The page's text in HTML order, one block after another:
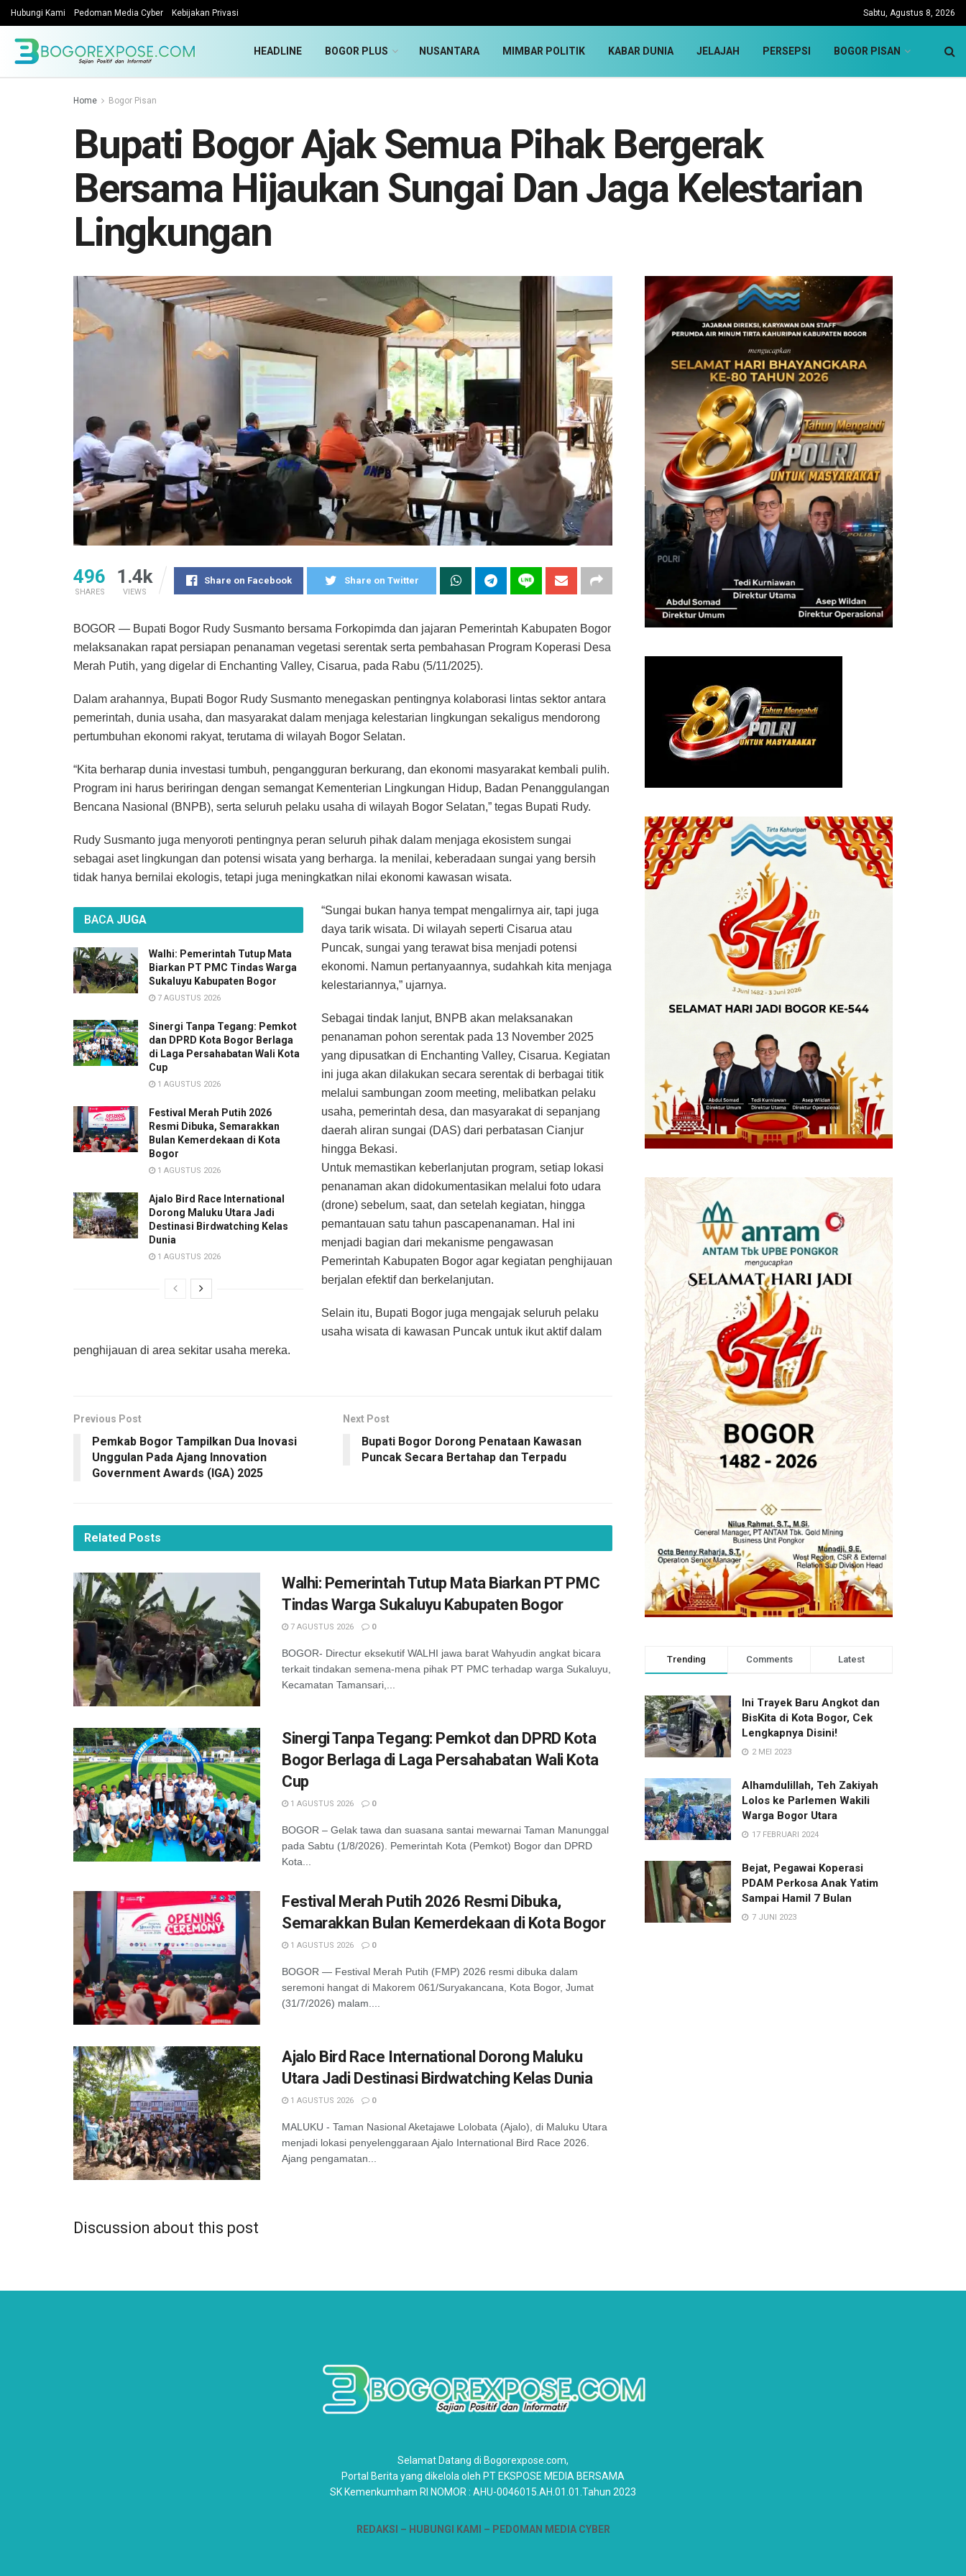
Hubungi Kami Pedoman Media Cyber Kebijakan Privasi Sabtu, Agustus 8, 2026
HEADLINE BOGOR PLUS NUSANTARA MIMBAR POLITIK KABAR DUNIA JELAJAH PERSEPSI BOGOR PISAN
Home Bogor Pisan
Bupati Bogor Ajak Semua Pihak Bergerak
Bersama Hijaukan Sungai Dan Jaga Kelestarian
Lingkungan
496
SHARES
1.4k
VIEWS
Share on Facebook Share on Twitter
BOGOR — Bupati Bogor Rudy Susmanto bersama Forkopimda dan jajaran Pemerintah Kabupaten Bogor
melaksanakan rapat persiapan penanaman vegetasi serentak serta pembahasan Program Koperasi Desa
Merah Putih, yang digelar di Enchanting Valley, Cisarua, pada Rabu (5/11/2025).
Dalam arahannya, Bupati Bogor Rudy Susmanto menegaskan pentingnya kolaborasi lintas sektor antara
pemerintah, dunia usaha, dan masyarakat dalam menjaga kelestarian lingkungan sekaligus mendorong
pertumbuhan ekonomi rakyat, terutama di wilayah Bogor Selatan.
“Kita berharap dunia investasi tumbuh, pengangguran berkurang, dan ekonomi masyarakat kembali pulih.
Program ini harus beriringan dengan semangat Kementerian Lingkungan Hidup, Badan Penanggulangan
Bencana Nasional (BNPB), serta seluruh pelaku usaha di wilayah Bogor Selatan,” tegas Bupati Rudy.
Rudy Susmanto juga menyoroti pentingnya peran seluruh pihak dalam menjaga ekosistem sungai
sebagai aset lingkungan dan potensi wisata yang berharga. Ia menilai, keberadaan sungai yang bersih
tidak hanya bernilai ekologis, tetapi juga meningkatkan nilai ekonomi kawasan wisata.
BACA JUGA
Walhi: Pemerintah Tutup Mata
Biarkan PT PMC Tindas Warga
Sukaluyu Kabupaten Bogor
7 AGUSTUS 2026
Sinergi Tanpa Tegang: Pemkot
dan DPRD Kota Bogor Berlaga
di Laga Persahabatan Wali Kota
Cup
1 AGUSTUS 2026
Festival Merah Putih 2026
Resmi Dibuka, Semarakkan
Bulan Kemerdekaan di Kota
Bogor
1 AGUSTUS 2026
Ajalo Bird Race International
Dorong Maluku Utara Jadi
Destinasi Birdwatching Kelas
Dunia
1 AGUSTUS 2026
“Sungai bukan hanya tempat mengalirnya air, tapi juga
daya tarik wisata. Di wilayah seperti Cisarua atau
Puncak, sungai yang terawat bisa menjadi potensi
ekonomi. Namun pertanyaannya, sudahkah kita menjaga
kelestariannya,” ujarnya.
Sebagai tindak lanjut, BNPB akan melaksanakan
penanaman pohon serentak pada 13 November 2025
yang dipusatkan di Enchanting Valley, Cisarua. Kegiatan
ini juga akan dilakukan secara serentak di berbagai titik
melalui sambungan zoom meeting, melibatkan pelaku
usaha, pemerintah desa, dan masyarakat di sepanjang
daerah aliran sungai (DAS) dari perbatasan Cianjur
hingga Bekasi.
Untuk memastikan keberlanjutan program, setiap lokasi
penanaman akan didokumentasikan melalui foto udara
(drone) sebelum, saat, dan setelah kegiatan, hingga
pemantauan satu tahun pascapenanaman. Hal ini
menjadi bagian dari mekanisme pengawasan
Pemerintah Kabupaten Bogor agar kegiatan penghijauan
berjalan efektif dan berkelanjutan.
Selain itu, Bupati Bogor juga mengajak seluruh pelaku
usaha wisata di kawasan Puncak untuk ikut aktif dalam
penghijauan di area sekitar usaha mereka.
Previous Post
Pemkab Bogor Tampilkan Dua Inovasi
Unggulan Pada Ajang Innovation
Government Awards (IGA) 2025
Next Post
Bupati Bogor Dorong Penataan Kawasan
Puncak Secara Bertahap dan Terpadu
Related Posts
Walhi: Pemerintah Tutup Mata Biarkan PT PMC
Tindas Warga Sukaluyu Kabupaten Bogor
7 AGUSTUS 2026 0
BOGOR- Directur eksekutif WALHI jawa barat Wahyudin angkat bicara
terkait tindakan semena-mena pihak PT PMC terhadap warga Sukaluyu,
Kecamatan Tamansari,...
Sinergi Tanpa Tegang: Pemkot dan DPRD Kota
Bogor Berlaga di Laga Persahabatan Wali Kota
Cup
1 AGUSTUS 2026 0
BOGOR – Gelak tawa dan suasana santai mewarnai Taman Manunggal
pada Sabtu (1/8/2026). Pemerintah Kota (Pemkot) Bogor dan DPRD
Kota...
Festival Merah Putih 2026 Resmi Dibuka,
Semarakkan Bulan Kemerdekaan di Kota Bogor
1 AGUSTUS 2026 0
BOGOR — Festival Merah Putih (FMP) 2026 resmi dibuka dalam
seremoni hangat di Makorem 061/Suryakancana, Kota Bogor, Jumat
(31/7/2026) malam....
Ajalo Bird Race International Dorong Maluku
Utara Jadi Destinasi Birdwatching Kelas Dunia
1 AGUSTUS 2026 0
MALUKU - Taman Nasional Aketajawe Lolobata (Ajalo), di Maluku Utara
menjadi lokasi penyelenggaraan Ajalo International Bird Race 2026.
Ajang pengamatan...
Discussion about this post
Trending Comments Latest
Ini Trayek Baru Angkot dan
BisKita di Kota Bogor, Cek
Lengkapnya Disini!
2 MEI 2023
Alhamdulillah, Teh Zakiyah
Lolos ke Parlemen Wakili
Warga Bogor Utara
17 FEBRUARI 2024
Bejat, Pegawai Koperasi
PDAM Perkosa Anak Yatim
Sampai Hamil 7 Bulan
7 JUNI 2023
Selamat Datang di Bogorexpose.com,
Portal Berita yang dikelola oleh PT EKSPOSE MEDIA BERSAMA
SK Kemenkumham RI NOMOR : AHU-0046015.AH.01.01.Tahun 2023
REDAKSI – HUBUNGI KAMI – PEDOMAN MEDIA CYBER